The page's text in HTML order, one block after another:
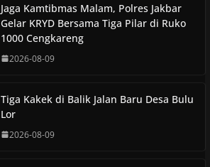
Jaga Kamtibmas Malam, Polres Jakbar
Gelar KRYD Bersama Tiga Pilar di Ruko
1000 Cengkareng
2026-08-09
Tiga Kakek di Balik Jalan Baru Desa Bulu
Lor
2026-08-09